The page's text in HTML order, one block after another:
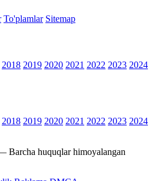
To'plamlar Sitemap
2018 2019 2020 2021 2022 2023 2024
2018 2019 2020 2021 2022 2023 2024
Barcha huquqlar himoyalangan